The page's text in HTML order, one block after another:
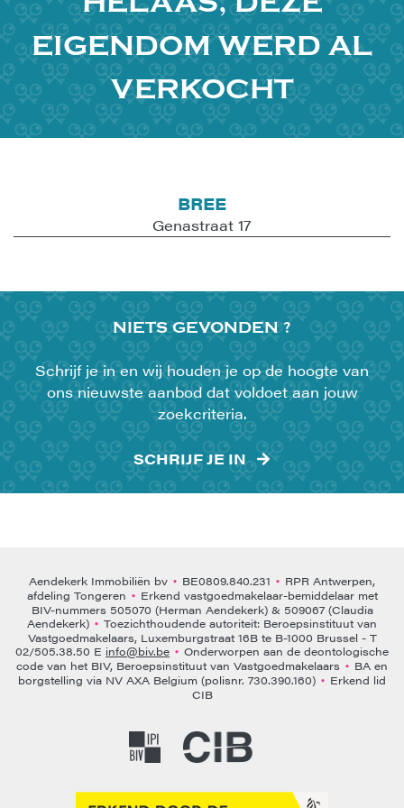
EIGENDOM WERD AL
VERKOCHT
BREE
Genastraat 17
NIETSGEVONDEN ?
Schrijf je in en wij houden je op de hoogte van
ons nieuwste aanbod dat voldoet aan jouw
zoekcriteria.
SCHRIJF JE IN
Aendekerk Immobiliën bv • BE0809.840.231 • RPR Antwerpen,
afdeling Tongeren • Erkend vastgoedmakelaar-bemiddelaar met
BIV-nummers 505070 (Herman Aendekerk) & 509067 (Claudia
Aendekerk) • Toezichthoudende autoriteit: Beroepsinstituut van
Vastgoedmakelaars, Luxemburgstraat 16B te B-1000 Brussel - T
02/505.38.50 E info@biv.be • Onderworpen aan de deontologische
code van het BIV, Beroepsinstituut van Vastgoedmakelaars • BA en
borgstelling via NV AXA Belgium (polisnr. 730.390.160) • Erkend lid
CIB